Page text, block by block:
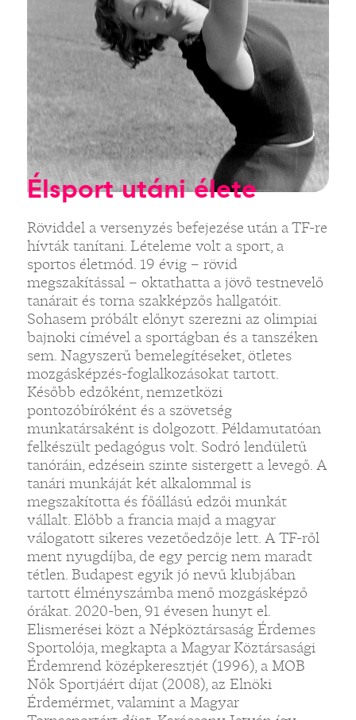
Élsport utáni élete
Röviddel a versenyzés befejezése után a TF-re
hívták tanítani. Lételeme volt a sport, a
sportos életmód. 19 évig – rövid
megszakítással – oktathatta a jövő testnevelő
tanárait és torna szakképzős hallgatóit.
Sohasem próbált előnyt szerezni az olimpiai
bajnoki címével a sportágban és a tanszéken
sem. Nagyszerű bemelegítéseket, ötletes
mozgásképzés-foglalkozásokat tartott.
Később edzőként, nemzetközi
pontozóbíróként és a szövetség
munkatársaként is dolgozott. Példamutatóan
felkészült pedagógus volt. Sodró lendületű
tanóráin, edzésein szinte sistergett a levegő. A
tanári munkáját két alkalommal is
megszakította és főállású edzői munkát
vállalt. Előbb a francia majd a magyar
válogatott sikeres vezetőedzője lett. A TF-ről
ment nyugdíjba, de egy percig nem maradt
tétlen. Budapest egyik jó nevű klubjában
tartott élményszámba menő mozgásképző
órákat. 2020-ben, 91 évesen hunyt el.
Elismerései közt a Népköztársaság Érdemes
Sportolója, megkapta a Magyar Köztársasági
Érdemrend középkeresztjét (1996), a MOB
Nők Sportjáért díjat (2008), az Elnöki
Érdemérmet, valamint a Magyar